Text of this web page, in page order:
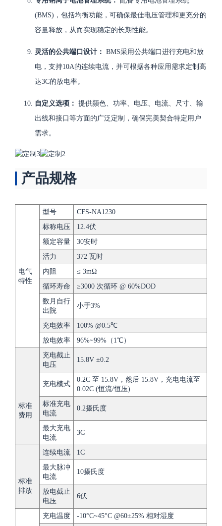
(BMS)，包括均衡功能，可确保最佳电压管理和更充分的
容量释放，从而实现稳定的长期性能。
灵活的公共端口设计： BMS采用公共端口进行充电和放
电，支持10A的连续电流，并可根据各种应用需求定制高
达3C的放电率。
自定义选项： 提供颜色、功率、电压、电流、尺寸、输
出线和接口等方面的广泛定制，确保完美契合特定用户
需求。
产品规格
电气
特性
型号
CFS-NA1230
标称电压
12.4伏
额定容量
30安时
活力
372 瓦时
内阻
≤ 3mΩ
循环寿命
≥3000 次循环 @ 60%DOD
数月自行
出院
小于3%
充电效率
100% @0.5℃
放电效率
96%~99%（1℃）
标准
费用
充电截止
电压
15.8V ±0.2
充电模式
0.2C 至 15.8V，然后 15.8V，充电电流至
0.02C (恒流/恒压)
标准充电
电流
0.2摄氏度
最大充电
电流
3C
标准
排放
连续电流
1C
最大脉冲
电流
10摄氏度
放电截止
电压
6伏
充电温度
-10°C~45°C @60±25% 相对湿度